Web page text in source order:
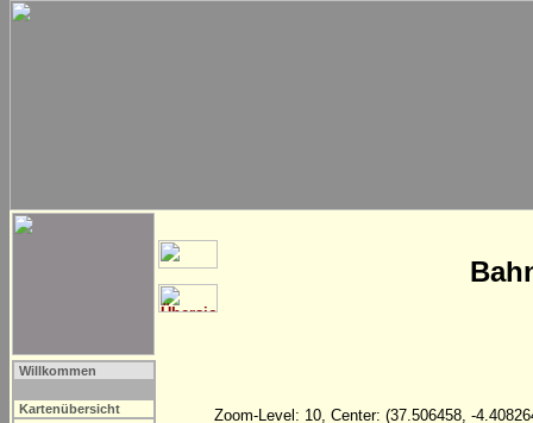
Willkommen
Kartenübersicht
Zoom-Level: 10, Center: (37.506458, -